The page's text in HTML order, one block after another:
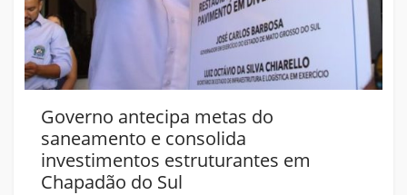
Governo antecipa metas do
saneamento e consolida
investimentos estruturantes em
Chapadão do Sul